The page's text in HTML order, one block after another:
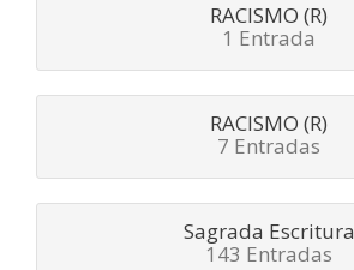
RACISMO (R)
1 Entrada
RACISMO (R)
7 Entradas
Sagrada Escritura
143 Entradas